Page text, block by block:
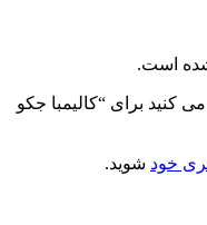
است.
کنید برای “کالیمبا جکو
خود شوید.